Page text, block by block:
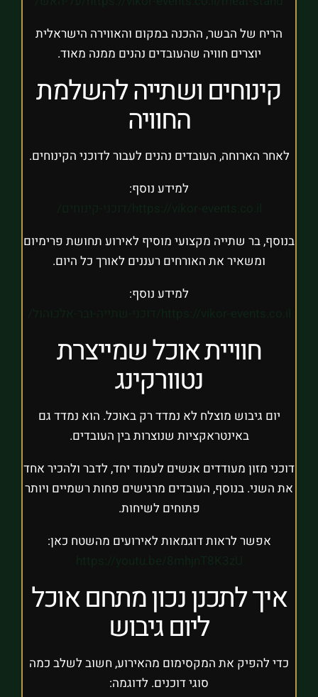
הריח של הבשר, ההכנה במקום והאווירה הישראלית
יוצרים חוויה שהעובדים נהנים ממנה מאוד.
קינוחים ושתייה להשלמת
החוויה
לאחר הארוחה, העובדים נהנים לעבור לדוכני הקינוחים.
למידע נוסף:
בנוסף, בר שתייה מקצועי מוסיף לאירוע תחושת פרימיום
ומשאיר את האורחים רעננים לאורך כל היום.
למידע נוסף:
חוויית אוכל שמייצרת
נטוורקינג
יום גיבוש מוצלח לא נמדד רק באוכל. הוא נמדד גם
באינטראקציות שנוצרות בין העובדים.
דוכני מזון מעודדים אנשים לעמוד יחד, לדבר ולהכיר אחד
את השני. בנוסף, העובדים מרגישים פחות רשמיים ויותר
פתוחים לשיחות.
אפשר לראות דוגמאות לאירועים מהשטח כאן:
איך לתכנן נכון מתחם אוכל
ליום גיבוש
כדי להפיק את המקסימום מהאירוע, חשוב לשלב כמה
סוגי דוכנים. לדוגמה: